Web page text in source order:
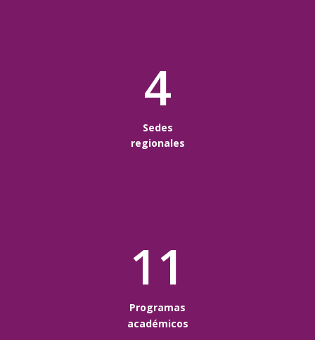
4
Sedes
regionales
11
Programas
académicos